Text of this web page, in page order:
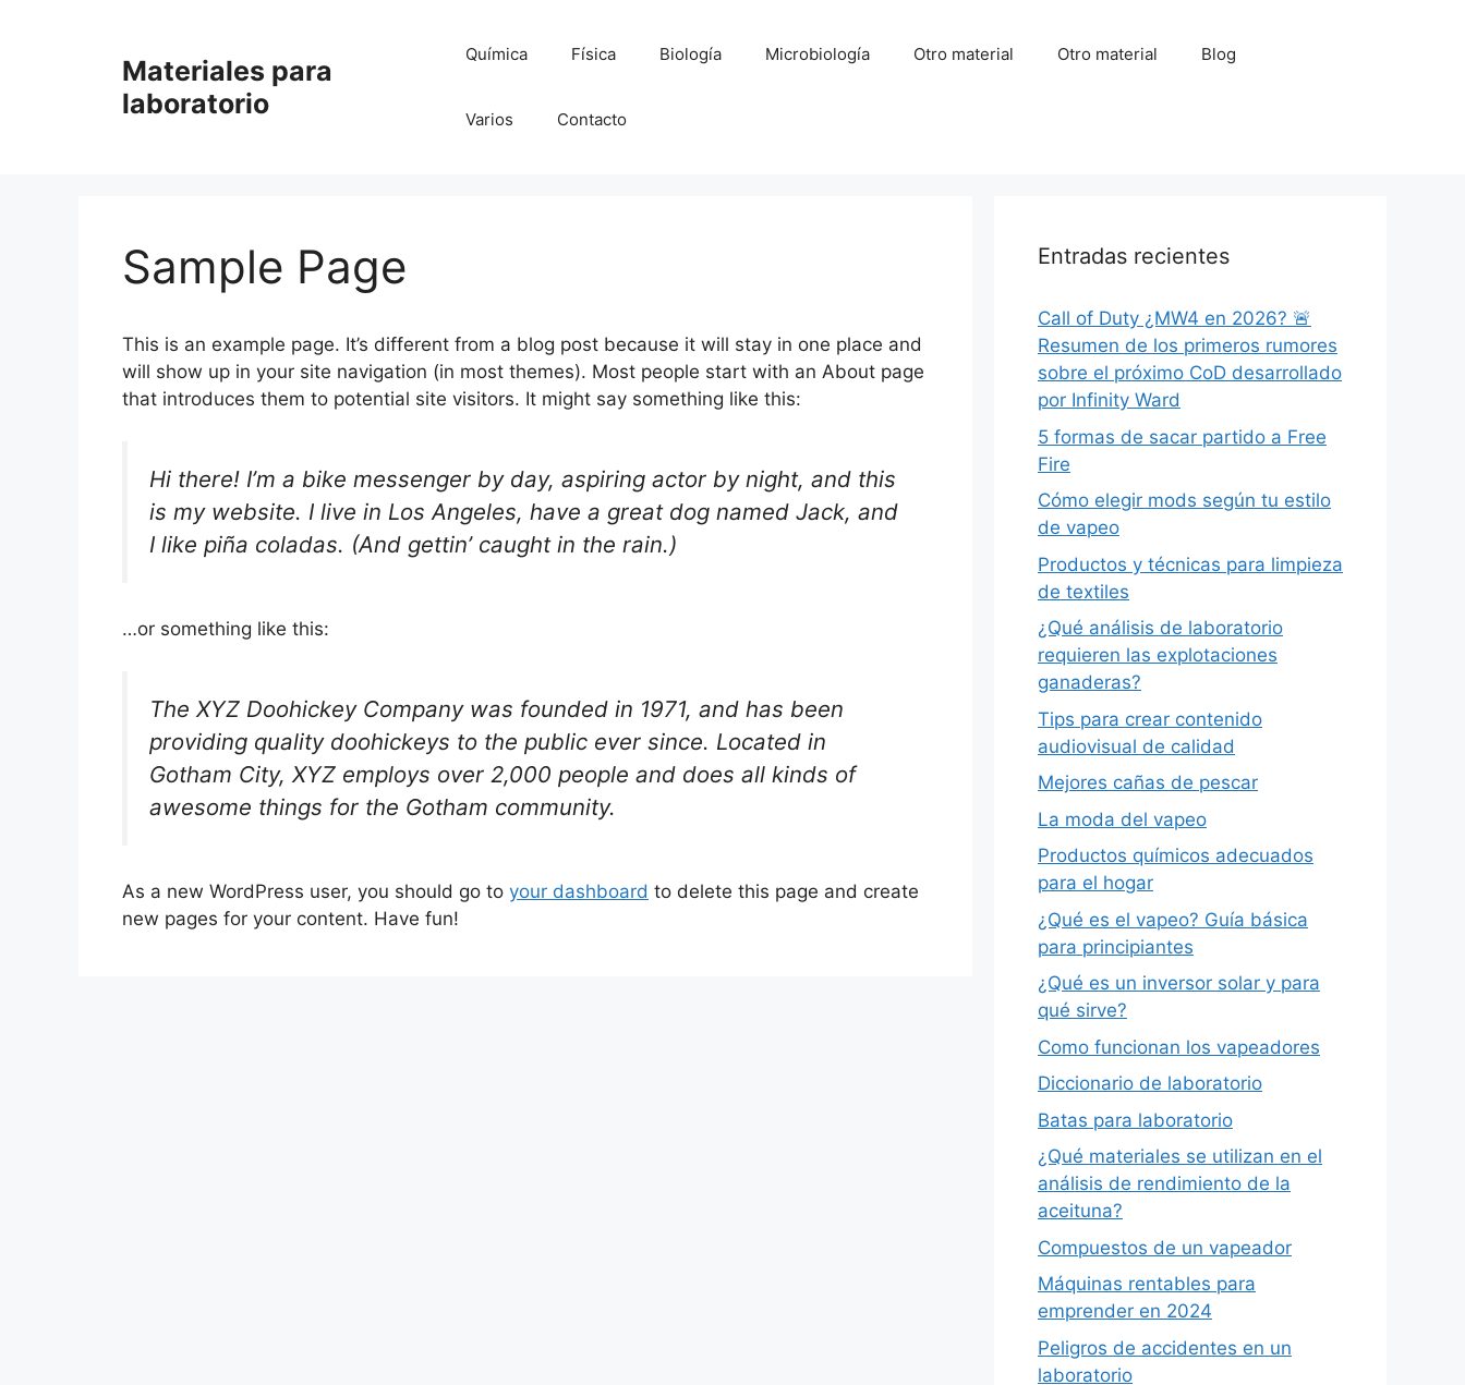
Materiales para
laboratorio
Química Física Biología Microbiología Otro material Otro material Blog
Varios Contacto
Sample Page
This is an example page. It’s different from a blog post because it will stay in one place and
will show up in your site navigation (in most themes). Most people start with an About page
that introduces them to potential site visitors. It might say something like this:
Hi there! I’m a bike messenger by day, aspiring actor by night, and this
is my website. I live in Los Angeles, have a great dog named Jack, and
I like piña coladas. (And gettin’ caught in the rain.)
…or something like this:
The XYZ Doohickey Company was founded in 1971, and has been
providing quality doohickeys to the public ever since. Located in
Gotham City, XYZ employs over 2,000 people and does all kinds of
awesome things for the Gotham community.
As a new WordPress user, you should go to your dashboard to delete this page and create
new pages for your content. Have fun!
Entradas recientes
Call of Duty ¿MW4 en 2026? 🚨
Resumen de los primeros rumores
sobre el próximo CoD desarrollado
por Infinity Ward
5 formas de sacar partido a Free
Fire
Cómo elegir mods según tu estilo
de vapeo
Productos y técnicas para limpieza
de textiles
¿Qué análisis de laboratorio
requieren las explotaciones
ganaderas?
Tips para crear contenido
audiovisual de calidad
Mejores cañas de pescar
La moda del vapeo
Productos químicos adecuados
para el hogar
¿Qué es el vapeo? Guía básica
para principiantes
¿Qué es un inversor solar y para
qué sirve?
Como funcionan los vapeadores
Diccionario de laboratorio
Batas para laboratorio
¿Qué materiales se utilizan en el
análisis de rendimiento de la
aceituna?
Compuestos de un vapeador
Máquinas rentables para
emprender en 2024
Peligros de accidentes en un
laboratorio